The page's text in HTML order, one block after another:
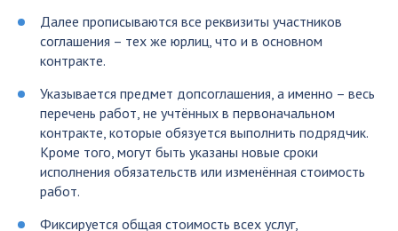
Далее прописываются все реквизиты участников
соглашения – тех же юрлиц, что и в основном
контракте.
Указывается предмет допсоглашения, а именно – весь
перечень работ, не учтённых в первоначальном
контракте, которые обязуется выполнить подрядчик.
Кроме того, могут быть указаны новые сроки
исполнения обязательств или изменённая стоимость
работ.
Фиксируется общая стоимость всех услуг,